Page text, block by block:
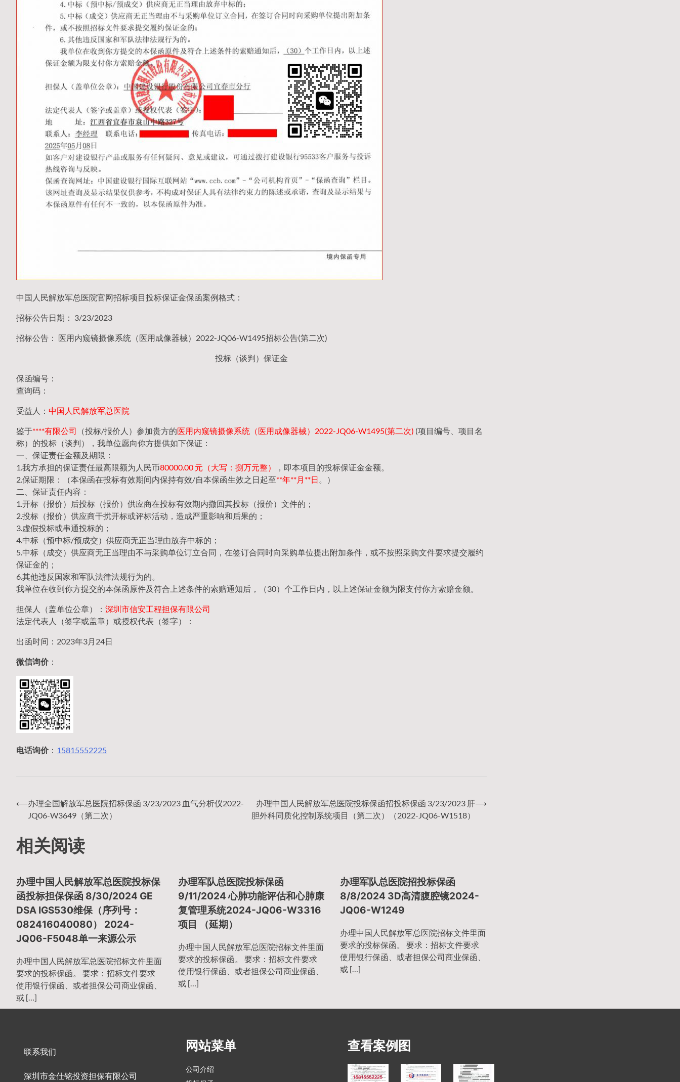
中国人民解放军总医院官网招标项目投标保证金保函案例格式：
招标公告日期： 3/23/2023
招标公告： 医用内窥镜摄像系统（医用成像器械）2022-JQ06-W1495招标公告(第二次)
投标（谈判）保证金
保函编号：
查询码：
受益人： 中国人民解放军总医院
鉴于****有限公司 （投标/报价人）参加贵方的医用内窥镜摄像系统（医用成像器械）2022-JQ06-W1495(第二次) (项目编号、项目名
称）的投标（谈判），我单位愿向你方提供如下保证：
一、保证责任金额及期限：
1.我方承担的保证责任最高限额为人民币80000.00 元（大写：捌万元整）
，即本项目的投标保证金金额。
2.保证期限：（本保函在投标有效期间内保持有效/自本保函生效之日起至**年**月**日 。）
二、保证责任内容：
1.开标（报价）后投标（报价）供应商在投标有效期内撤回其投标（报价）文件的；
2.投标（报价）供应商干扰开标或评标活动，造成严重影响和后果的；
3.虚假投标或串通投标的；
4.中标（预中标/预成交）供应商无正当理由放弃中标的；
5.中标（成交）供应商无正当理由不与采购单位订立合同，在签订合同时向采购单位提出附加条件，或不按照采购文件要求提交履约
保证金的；
6.其他违反国家和军队法律法规行为的。
我单位在收到你方提交的本保函原件及符合上述条件的索赔通知后，（30）个工作日内，以上述保证金额为限支付你方索赔金额。
担保人（盖单位公章）： 深圳市信安工程担保有限公司
法定代表人（签字或盖章）或授权代表（签字）：
出函时间：2023年3月24日
微信询价：
电话询价： 15815552225
文
章
导
航
⟵办理全国解放军总医院招标保函 3/23/2023 血气分析仪2022-
JQ06-W3649（第二次）
办理中国人民解放军总医院投标保函招投标保函 3/23/2023 肝
胆外科同质化控制系统项目（第二次）（2022-JQ06-W1518）
⟶
相关阅读
办理中国人民解放军总医院投标保
函投标担保保函 8/30/2024 GE
DSA IGS530维保（序列号：
082416040080） 2024-
JQ06-F5048单一来源公示
办理中国人民解放军总医院招标文件里面
要求的投标保函。 要求：招标文件要求
使用银行保函、或者担保公司商业保函、
或 […]
办理军队总医院投标保函
9/11/2024 心肺功能评估和心肺康
复管理系统2024-JQ06-W3316
项目 （延期）
办理中国人民解放军总医院招标文件里面
要求的投标保函。 要求：招标文件要求
使用银行保函、或者担保公司商业保函、
或 […]
办理军队总医院招投标保函
8/8/2024 3D高清腹腔镜2024-
JQ06-W1249
办理中国人民解放军总医院招标文件里面
要求的投标保函。 要求：招标文件要求
使用银行保函、或者担保公司商业保函、
或 […]
联系我们
深圳市金仕铭投资担保有限公司
网站菜单
公司介绍
查看案例图